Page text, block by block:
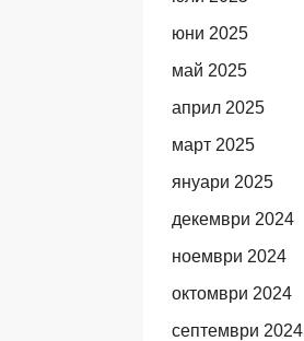
юни 2025
май 2025
април 2025
март 2025
януари 2025
декември 2024
ноември 2024
октомври 2024
септември 2024